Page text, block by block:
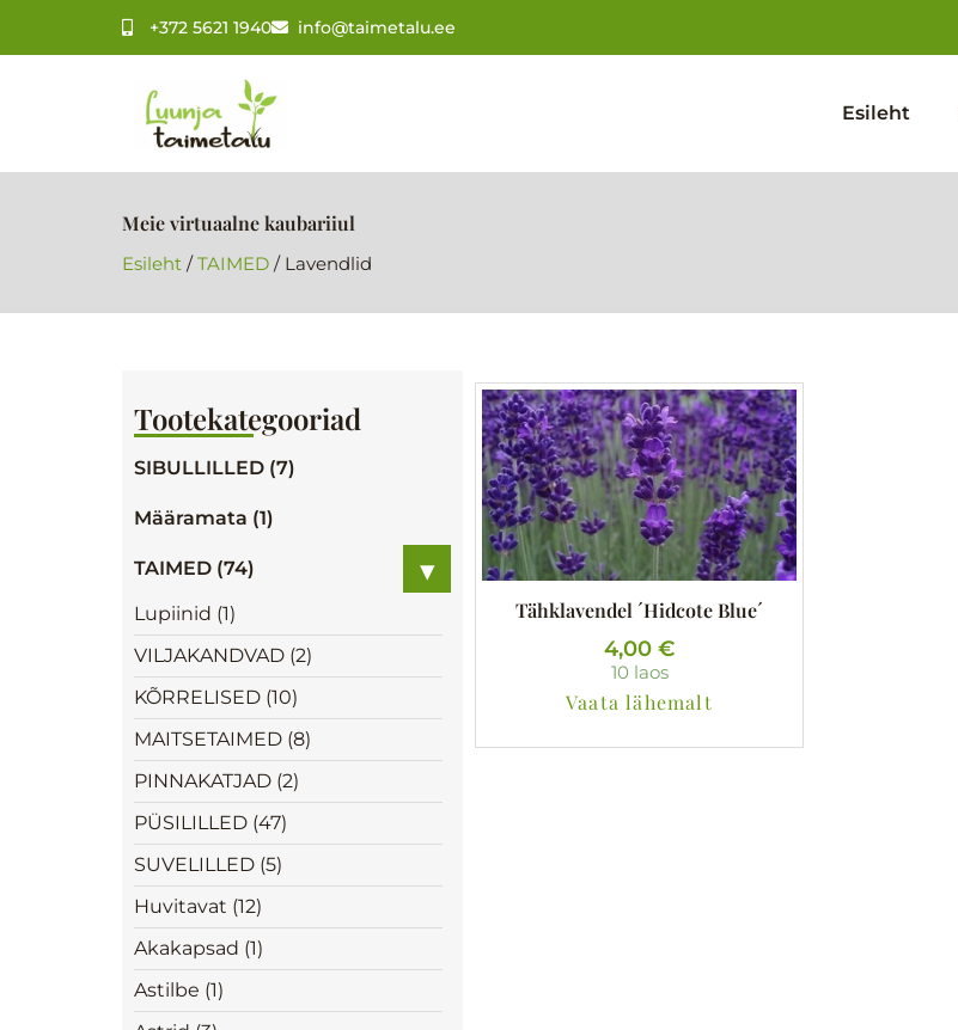
+372 5621 1940 info@taimetalu.ee
Esileht
Meie virtuaalne kaubariiul
Esileht /TAIMED / Lavendlid
Tootekategooriad
SIBULLILLED (7)
Määramata (1)
TAIMED (74) ▾
Lupiinid (1)
VILJAKANDVAD (2)
KÕRRELISED (10)
MAITSETAIMED (8)
PINNAKATJAD (2)
PÜSILILLED (47)
SUVELILLED (5)
Huvitavat (12)
Akakapsad (1)
Astilbe (1)
Tähklavendel ´Hidcote Blue´
4,00 €
10 laos
Vaata lähemalt